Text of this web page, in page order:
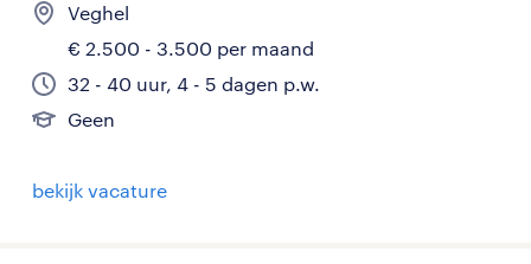
Veghel
€ 2.500 - 3.500 per maand
32 - 40 uur, 4 - 5 dagen p.w.
Geen
bekijk vacature